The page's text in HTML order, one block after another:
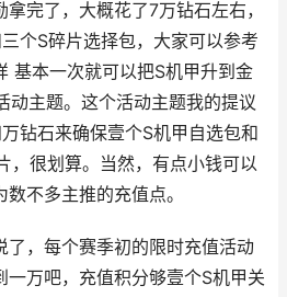
完了，大概花了7万钻石左右，
个S碎片选择包，大家可以参考
基本一次就可以把S机甲升到金
动主题。这个活动主题我的提议
钻石来确保壹个S机甲自选包和
，很划算。当然，有点小钱可以
不多主推的充值点。
，每个赛季初的限时充值活动
一万吧，充值积分够壹个S机甲关